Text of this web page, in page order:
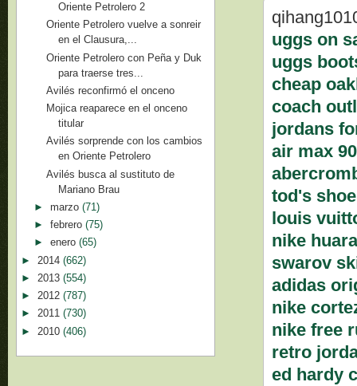
uggs on
uggs
cheap
coach
jordans
air max 90
tod's
louis
nike
swarov
adidas
nike
nike free
retro
ed hardy
Oriente Petrolero 2
Oriente Petrolero vuelve a sonreir
en el Clausura,...
Oriente Petrolero con Peña y Duk
para traerse tres...
Avilés reconfirmó el onceno
Mojica reaparece en el onceno
titular
Avilés sorprende con los cambios
en Oriente Petrolero
Avilés busca al sustituto de
Mariano Brau
► marzo (71)
► febrero (75)
► enero (65)
► 2014 (662)
► 2013 (554)
► 2012 (787)
► 2011 (730)
► 2010 (406)